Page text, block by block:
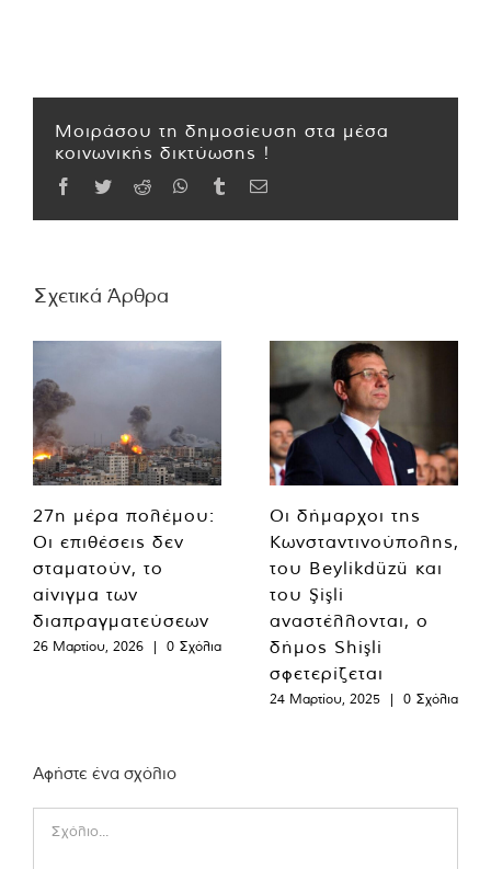
Μοιράσου τη δημοσίευση στα μέσα
κοινωνικής δικτύωσης !
Facebook
TwitterReddit WhatsApp
TumblrEmail
Σχετικά Άρθρα
27η μέρα πολέμου:
Οι επιθέσεις δεν
σταματούν, το
αίνιγμα των
διαπραγματεύσεων
26 Μαρτίου, 2026 | 0 Σχόλια
Οι δήμαρχοι της
Κωνσταντινούπολης,
του Beylikdüzü και
του Şişli
αναστέλλονται, ο
δήμος Shişli
σφετερίζεται
24 Μαρτίου, 2025 | 0 Σχόλια
Αφήστε ένα σχόλιο